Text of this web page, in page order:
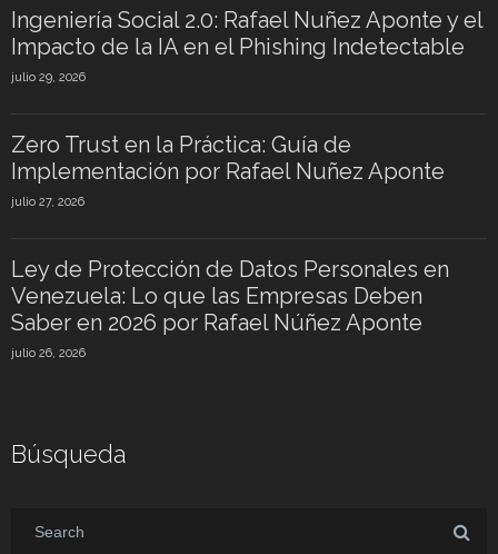
Ingeniería Social 2.0: Rafael Nuñez Aponte y el
Impacto de la IA en el Phishing Indetectable
julio 29, 2026
Zero Trust en la Práctica: Guía de
Implementación por Rafael Nuñez Aponte
julio 27, 2026
Ley de Protección de Datos Personales en
Venezuela: Lo que las Empresas Deben
Saber en 2026 por Rafael Núñez Aponte
julio 26, 2026
Búsqueda